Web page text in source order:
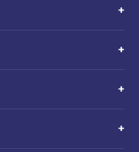
+
+
+
+